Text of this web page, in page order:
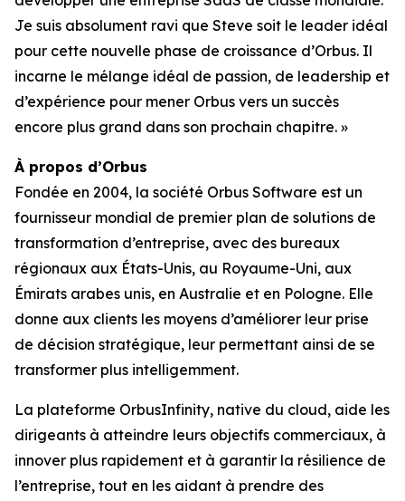
Je suis absolument ravi que Steve soit le leader idéal
pour cette nouvelle phase de croissance d’Orbus. Il
incarne le mélange idéal de passion, de leadership et
d’expérience pour mener Orbus vers un succès
encore plus grand dans son prochain chapitre. »
À propos d’Orbus
Fondée en 2004, la société Orbus Software est un
fournisseur mondial de premier plan de solutions de
transformation d’entreprise, avec des bureaux
régionaux aux États-Unis, au Royaume-Uni, aux
Émirats arabes unis, en Australie et en Pologne. Elle
donne aux clients les moyens d’améliorer leur prise
de décision stratégique, leur permettant ainsi de se
transformer plus intelligemment.
La plateforme OrbusInfinity, native du cloud, aide les
dirigeants à atteindre leurs objectifs commerciaux, à
innover plus rapidement et à garantir la résilience de
l’entreprise, tout en les aidant à prendre des